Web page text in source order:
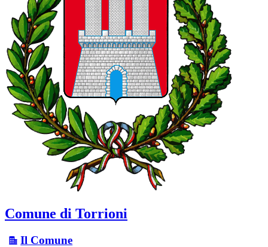
Comune di Torrioni
Il Comune